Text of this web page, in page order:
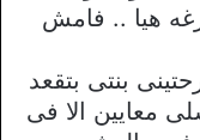
هيا .. فامش
بنتى بتقعد
معايين الا فى